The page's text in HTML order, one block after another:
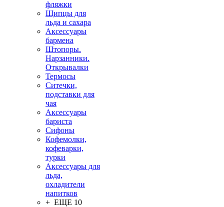
фляжки
Щипцы для
льда и сахара
Аксессуары
бармена
Штопоры.
Нарзанники.
Открывалки
Термосы
Ситечки,
подставки для
чая
Аксессуары
бариста
Сифоны
Кофемолки,
кофеварки,
турки
Аксессуары для
льда,
охладители
напитков
+ ЕЩЕ 10